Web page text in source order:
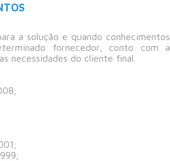
a solução e quando conhecimentos
fornecedor, conto com a
necessidades do cliente final.